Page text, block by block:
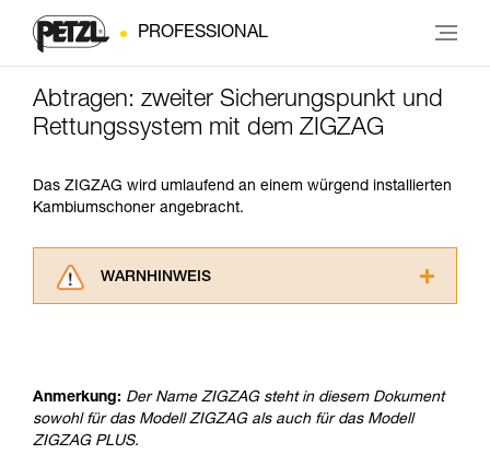
PROFESSIONAL
Abtragen: zweiter Sicherungspunkt und
Rettungssystem mit dem ZIGZAG
Das ZIGZAG wird umlaufend an einem würgend installierten
Kambiumschoner angebracht.
WARNHINWEIS
verstehen zu können, müssen Sie zuerst die in
der Gebrauchsanweisung enthaltenen
Informationen richtig verstanden haben.
Anmerkung: Der Name ZIGZAG steht in diesem Dokument
sowohl für das Modell ZIGZAG als auch für das Modell
ZIGZAG PLUS.